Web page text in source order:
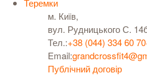
Теремки
м. Київ,
вул. Рудницького С.
Тел.:+38 (044) 334 60 70
Email:
Публічний договір